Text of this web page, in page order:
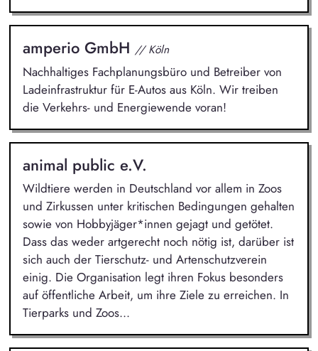
amperio GmbH // Köln
Nachhaltiges Fachplanungsbüro und Betreiber von
Ladeinfrastruktur für E-Autos aus Köln. Wir treiben
die Verkehrs- und Energiewende voran!
animal public e.V.
Wildtiere werden in Deutschland vor allem in Zoos
und Zirkussen unter kritischen Bedingungen gehalten
sowie von Hobbyjäger*innen gejagt und getötet.
Dass das weder artgerecht noch nötig ist, darüber ist
sich auch der Tierschutz- und Artenschutzverein
einig. Die Organisation legt ihren Fokus besonders
auf öffentliche Arbeit, um ihre Ziele zu erreichen. In
Tierparks und Zoos...